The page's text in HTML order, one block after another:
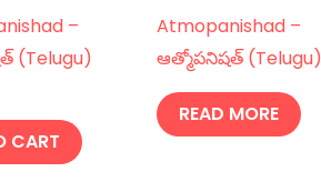
–
(Telugu)
CART
Atmopanishad –
ఆత్మోపనిషత్ (Telugu)
READ MORE